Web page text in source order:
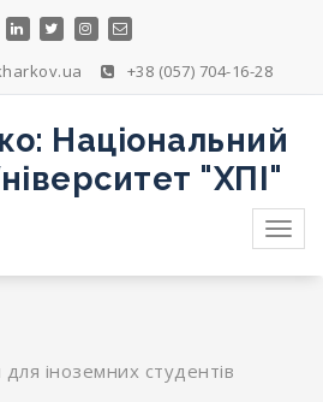
+38 (057) 704-16-28
"ХПІ"
іноземних студентів